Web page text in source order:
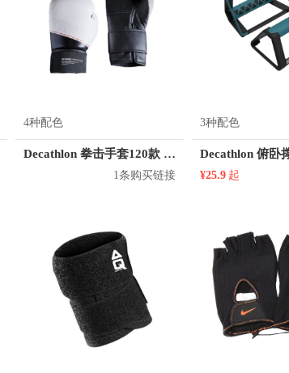
4种配色
Decathlon 拳击手套120款 8223288
1条购买链接
3种配色
¥25.9 起